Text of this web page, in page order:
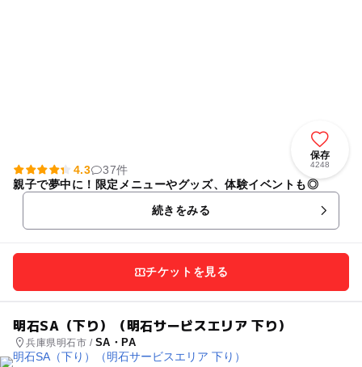
保存
4248
4.3
37件
親子で夢中に！限定メニューやグッズ、体験イベントも◎
続きをみる
チケットを見る
明石SA（下り）（明石サービスエリア 下り）
兵庫県明石市 / SA・PA